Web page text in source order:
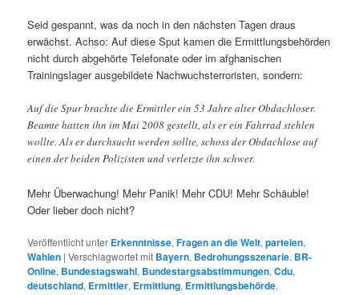
Seid gespannt, was da noch in den nächsten Tagen draus
erwächst. Achso: Auf diese Sput kamen die Ermittlungsbehörden
nicht durch abgehörte Telefonate oder im afghanischen
Trainingslager ausgebildete Nachwuchsterroristen, sondern:
Auf die Spur brachte die Ermittler ein 53 Jahre alter Obdachloser.
Beamte hatten ihn im Mai 2008 gestellt, als er ein Fahrrad stehlen
wollte. Als er durchsucht werden sollte, schoss der Obdachlose auf
einen der beiden Polizisten und verletzte ihn schwer.
Mehr Überwachung! Mehr Panik! Mehr CDU! Mehr Schäuble!
Oder lieber doch nicht?
Veröffentlicht unter Erkenntnisse,Fragen an die Welt,parteien,
Wahlen |Verschlagwortet mit Bayern, Bedrohungsszenarie, BR-
Online, Bundestagswahl, Bundestargsabstimmungen,Cdu,
deutschland, Ermittler, Ermittlung, Ermittlungsbehörde,